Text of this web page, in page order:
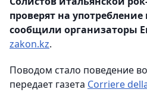
проверят на
сообщили организаторы
zakon.kz.
Поводом стало поведение
передает газета Corriere